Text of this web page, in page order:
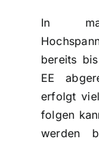
In
bereits
EE
erfolgt
folgen
werden